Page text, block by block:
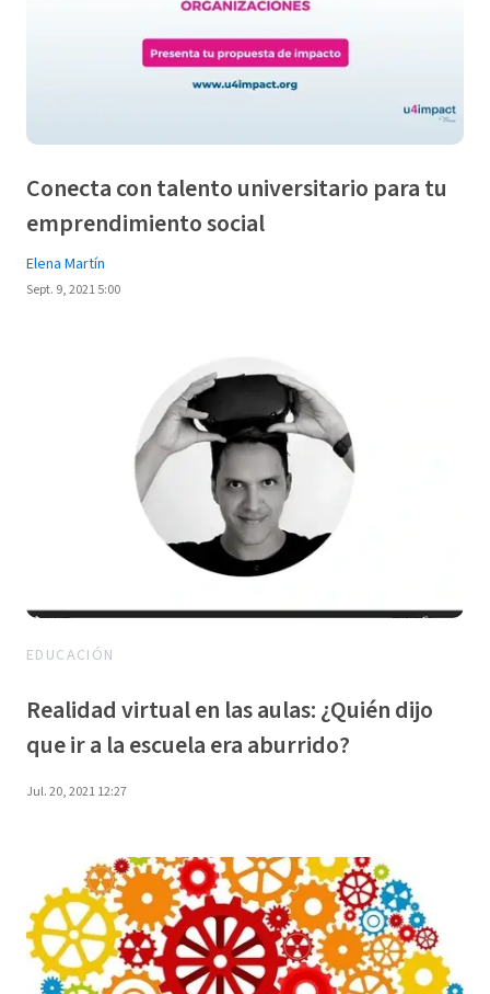
Conecta con talento universitario para tu
emprendimiento social
Elena Martín
Sept. 9, 2021 5:00
EDUCACIÓN
Realidad virtual en las aulas: ¿Quién dijo
que ir a la escuela era aburrido?
Jul. 20, 2021 12:27